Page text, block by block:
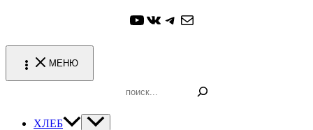
YouTube
ВКонтакте
Telegram
Почта
МЕНЮ
ХЛЕБ